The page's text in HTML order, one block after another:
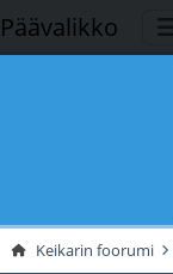
Päävalikko
Keikarin foorumi